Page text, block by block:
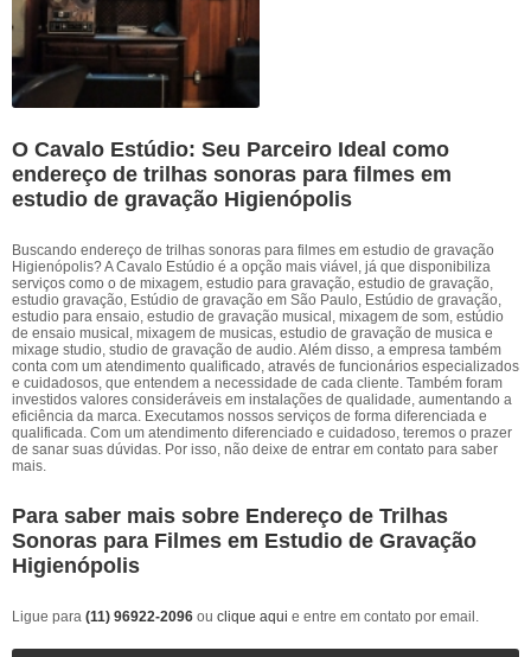
O Cavalo Estúdio: Seu Parceiro Ideal como
endereço de trilhas sonoras para filmes em
estudio de gravação Higienópolis
Buscando endereço de trilhas sonoras para filmes em estudio de gravação
Higienópolis? A Cavalo Estúdio é a opção mais viável, já que disponibiliza
serviços como o de mixagem, estudio para gravação, estudio de gravação,
estudio gravação, Estúdio de gravação em São Paulo, Estúdio de gravação,
estudio para ensaio, estudio de gravação musical, mixagem de som, estúdio
de ensaio musical, mixagem de musicas, estudio de gravação de musica e
mixage studio, studio de gravação de audio. Além disso, a empresa também
conta com um atendimento qualificado, através de funcionários especializados
e cuidadosos, que entendem a necessidade de cada cliente. Também foram
investidos valores consideráveis em instalações de qualidade, aumentando a
eficiência da marca. Executamos nossos serviços de forma diferenciada e
qualificada. Com um atendimento diferenciado e cuidadoso, teremos o prazer
de sanar suas dúvidas. Por isso, não deixe de entrar em contato para saber
mais.
Para saber mais sobre Endereço de Trilhas
Sonoras para Filmes em Estudio de Gravação
Higienópolis
Ligue para (11) 96922-2096 ou clique aqui e entre em contato por email.